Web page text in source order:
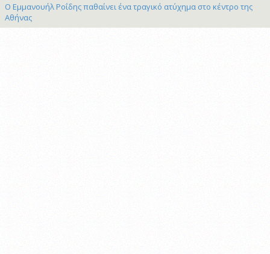
Ο Εμμανουήλ Ροΐδης παθαίνει ένα τραγικό ατύχημα στο κέντρο της
Αθήνας